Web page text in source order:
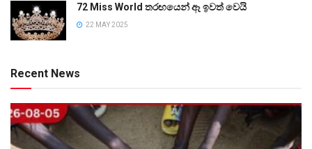
72 Miss World තරඟයෙන් ඈ ඉවත් වෙයි
22 MAY 2025
Recent News